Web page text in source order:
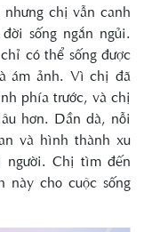
chị vẫn canh
sống ngắn ngủi.
có thể sống được
ám ảnh. Vì chị đã
phía trước, và chị
hơn. Dần dà, nỗi
và hình thành xu
người. Chị tìm đến
cho cuộc sống